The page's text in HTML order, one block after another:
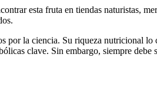
esta fruta en tiendas naturistas,
por la ciencia. Su riqueza nutricional lo
clave. Sin embargo, siempre debe